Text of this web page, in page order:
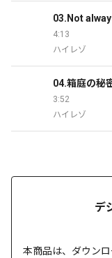
ue~』EDテーマ
03.Not
4:13
ハイレゾ
04.箱庭の秘
3:52
ハイレゾ
デ
本商品は、 ダウン